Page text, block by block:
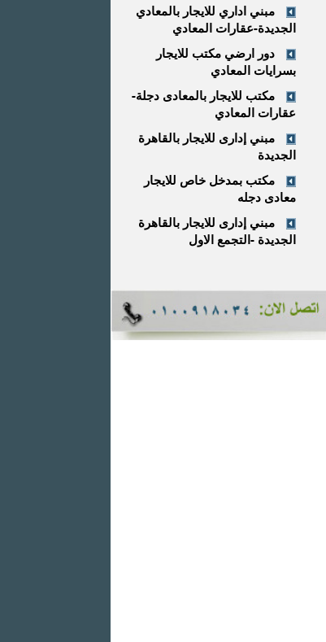
مبني اداري للايجار بالمعادي
الجديدة-عقارات المعادي
دور ارضي مكتب للايجار
بسرايات المعادي
مكتب للايجار بالمعادى دجلة-
عقارات المعادي
مبني إدارى للايجار بالقاهرة
الجديدة
مكتب بمدخل خاص للايجار
معادى دجله
مبني إدارى للايجار بالقاهرة
الجديدة -التجمع الاول